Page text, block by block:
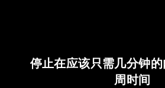
停止在应该只需几分钟
周时间